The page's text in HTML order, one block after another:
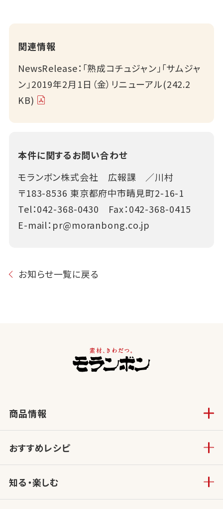
関連情報
NewsRelease：「熟成コチュジャン」「サムジャ
ン」2019年2月1日（金）リニューアル(242.2
KB)
本件に関するお問い合わせ
モランボン株式会社 広報課 ／川村
〒183-8536 東京都府中市晴見町2-16-1
Tel：042-368-0430 Fax：042-368-0415
E-mail： pr@moranbong.co.jp
お知らせ一覧に戻る
商品情報
おすすめレシピ
知る・楽しむ